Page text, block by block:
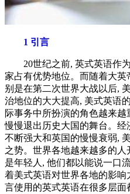
1 引言
20世纪之前, 英式英语作为
家占有优势地位。而随着大
别是在第二次世界大战以后,
治地位的大大提高, 美式英语
际事务中所扮演的角色越来
慢慢退出历史大国的舞台。
不断强大和英国的慢慢衰弱,
之势。世界各地越来越多的人
是年轻人, 他们都以能说一口
着美式英语对世界各地的影
言使用的英式英语在很多层